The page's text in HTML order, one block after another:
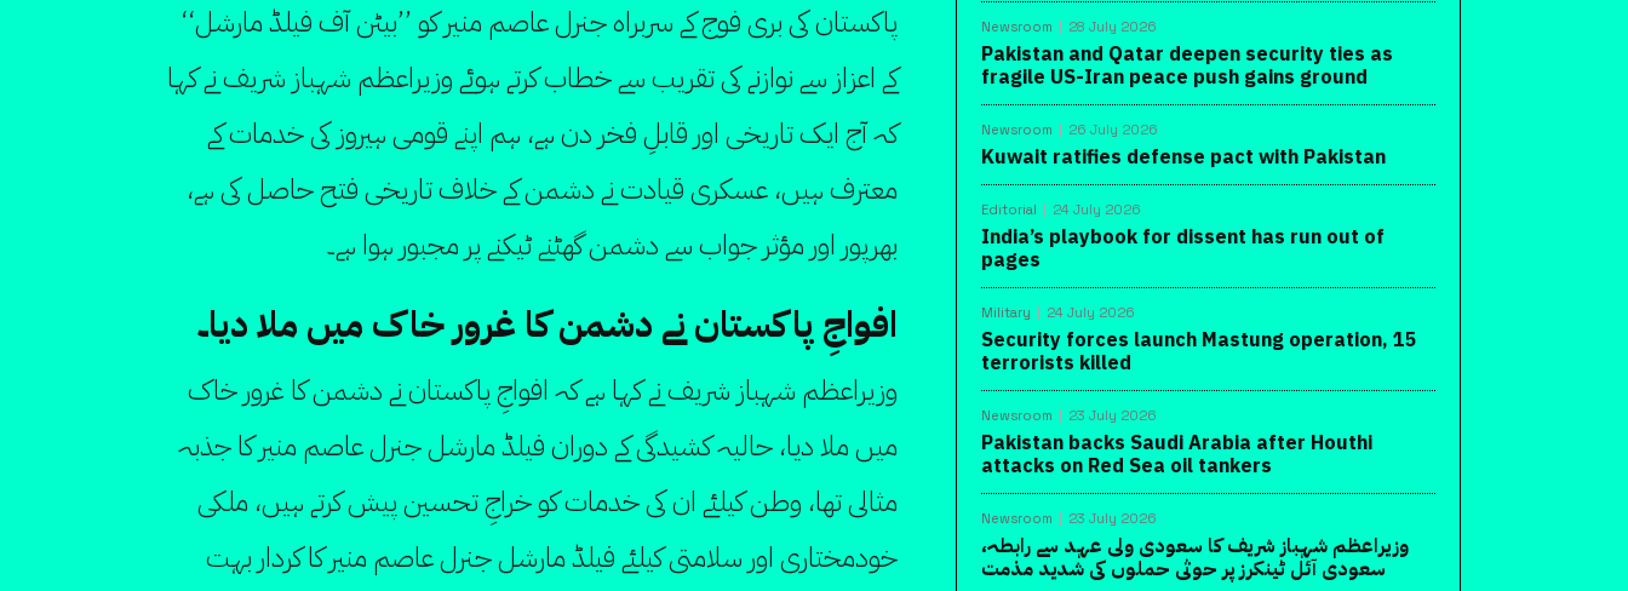
پاکستان کی بری فوج کے سربراہ جنرل عاصم منیر کو ’’بیٹن آف فیلڈ مارشل‘‘
کے اعزاز سے نوازنے کی تقریب سے خطاب کرتے ہوئے وزیراعظم شہباز شریف نے کہا
کہ آج ایک تاریخی اور قابلِ فخر دن ہے، ہم اپنے قومی ہیروز کی خدمات کے
معترف ہیں، عسکری قیادت نے دشمن کے خلاف تاریخی فتح حاصل کی ہے،
بھرپور اور مؤثر جواب سے دشمن گھٹنے ٹیکنے پر مجبور ہوا ہے۔
افواجِ پاکستان نے دشمن کا غرور خاک میں ملا دیا۔
وزیراعظم شہباز شریف نے کہا ہے کہ افواجِ پاکستان نے دشمن کا غرور خاک
میں ملا دیا، حالیہ کشیدگی کے دوران فیلڈ مارشل جنرل عاصم منیر کا جذبہ
مثالی تھا، وطن کیلئے ان کی خدمات کو خراجِ تحسین پیش کرتے ہیں، ملکی
خودمختاری اور سلامتی کیلئے فیلڈ مارشل جنرل عاصم منیر کا کردار بہت
Newsroom 28 July 2026
Pakistan and Qatar deepen security ties as
fragile US-Iran peace push gains ground
Newsroom 26 July 2026
Kuwait ratifies defense pact with Pakistan
Editorial 24 July 2026
India’s playbook for dissent has run out of
pages
Military 24 July 2026
Security forces launch Mastung operation, 15
terrorists killed
Newsroom 23 July 2026
Pakistan backs Saudi Arabia after Houthi
attacks on Red Sea oil tankers
Newsroom 23 July 2026
وزیراعظم شہباز شریف کا سعودی ولی عہد سے رابطہ،
سعودی آئل ٹینکرز پر حوثی حملوں کی شدید مذمت